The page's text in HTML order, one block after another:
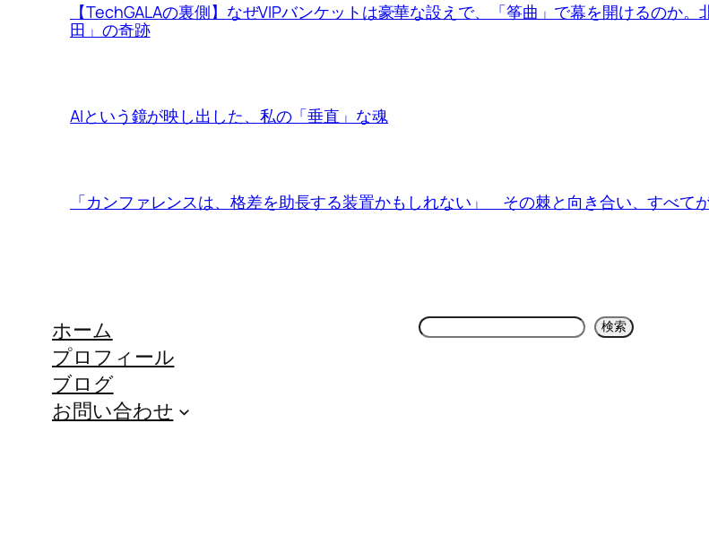
【TechGALAの裏側】なぜVIPバンケットは豪華な設えで、「筝曲」で幕を開けるのか
田」の奇跡
AIという鏡が映し出した、私の「垂直」な魂
「カンファレンスは、格差を助長する装置かもしれない」 その棘と向き合い、すべて
ホーム
プロフィール
ブログ
お問い合わせ
検
検索